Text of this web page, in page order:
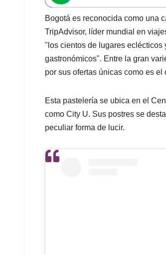
s
A
p
p
b
o
o
k
e
d
I
n
l
a
d
s
Bogotá es reconocida como una
TripAdvisor, líder mundial en
"los cientos de lugares eclécticos
gastronómicos". Entre la gran
por sus ofertas únicas como es el
Esta pastelería se ubica en el
como City U. Sus postres se
peculiar forma de lucir.